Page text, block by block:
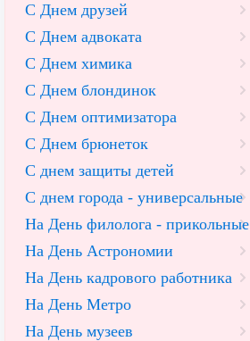
С Днем друзей
С Днем адвоката
С Днем химика
С Днем блондинок
С Днем оптимизатора
С Днем брюнеток
С днем защиты детей
С днем города - универсальные
На День филолога - прикольные
На День Астрономии
На День кадрового работника
На День Метро
На День музеев